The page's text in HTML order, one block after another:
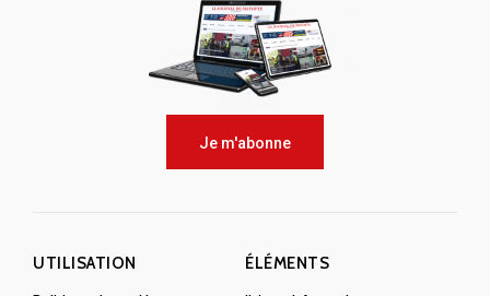
Je m'abonne
UTILISATION ÉLÉMENTS